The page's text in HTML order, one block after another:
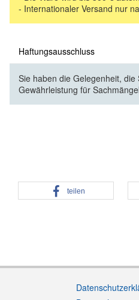
- Internationaler Versand nur
Haftungsausschluss
Sie haben die Gelegenheit,
Gewährleistung für
teilen